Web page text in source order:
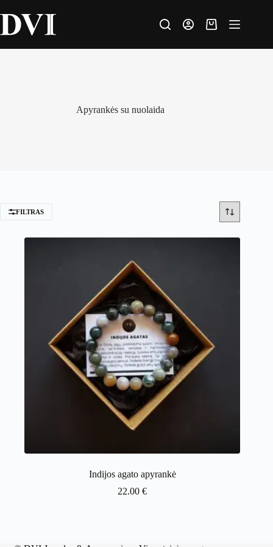
to
content
Krepšelis
Apyrankės su nuolaida
FILTRAS
Indijos agato apyrankė
22.00€